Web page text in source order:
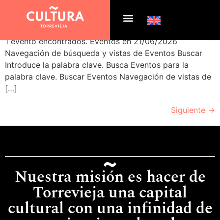
Archivos: Eventos
1 evento encontrados. Eventos en 21/06/2026
Navegación de búsqueda y vistas de Eventos Buscar
Introduce la palabra clave. Busca Eventos para la
palabra clave. Buscar Eventos Navegación de vistas de
[…]
Siguiente →
Nuestra misión es hacer de
Torrevieja una capital
cultural con una infinidad de